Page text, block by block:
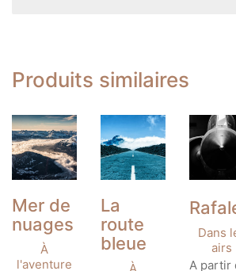
Produits similaires
Mer de
nuages
À
l'aventure
La
route
bleue
Dans
airs
Ce
A partir